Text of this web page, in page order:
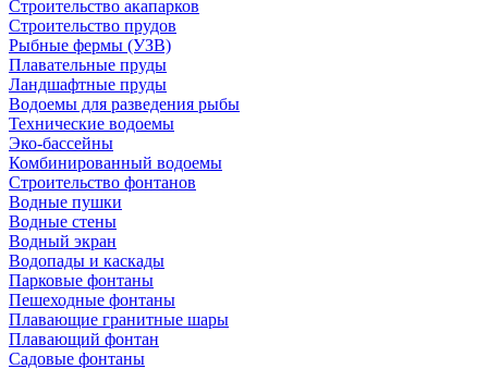
Строительство акапарков
Строительство прудов
Рыбные фермы (УЗВ)
Плавательные пруды
Ландшафтные пруды
Водоемы для разведения рыбы
Технические водоемы
Эко-бассейны
Комбинированный водоемы
Строительство фонтанов
Водные пушки
Водные стены
Водный экран
Водопады и каскады
Парковые фонтаны
Пешеходные фонтаны
Плавающие гранитные шары
Плавающий фонтан
Садовые фонтаны